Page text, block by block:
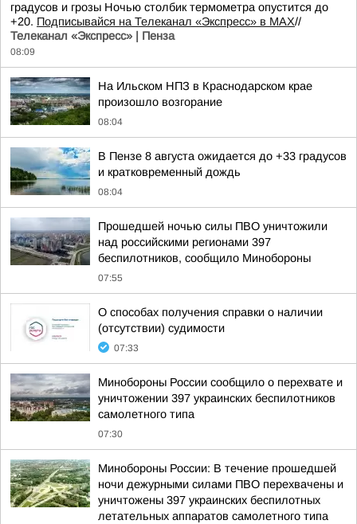
градусов и грозы Ночью столбик термометра опустится до
+20. Подписывайся на Телеканал «Экспресс» в MAX//
Телеканал «Экспресс» | Пенза
08:09
На Ильском НПЗ в Краснодарском крае
произошло возгорание
08:04
В Пензе 8 августа ожидается до +33 градусов
и кратковременный дождь
08:04
Прошедшей ночью силы ПВО уничтожили
над российскими регионами 397
беспилотников, сообщило Минобороны
07:55
О способах получения справки о наличии
(отсутствии) судимости
07:33
Минобороны России сообщило о перехвате и
уничтожении 397 украинских беспилотников
самолетного типа
07:30
Минобороны России: В течение прошедшей
ночи дежурными силами ПВО перехвачены и
уничтожены 397 украинских беспилотных
летательных аппаратов самолетного типа